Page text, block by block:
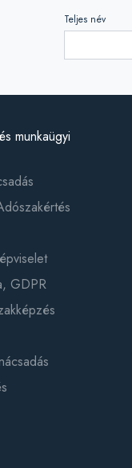
Teljes név
munkaügyi
GDPR